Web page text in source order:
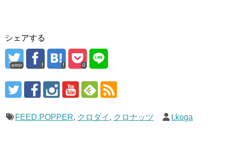
シェアする
error 0
FEED.POPPER, クロダイ , クロナッツ t.koga